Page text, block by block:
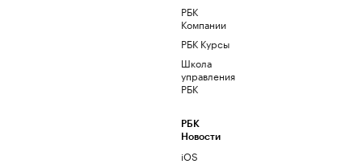
РБК
Компании
РБК Курсы
Школа
управления
РБК
РБК
Новости
iOS